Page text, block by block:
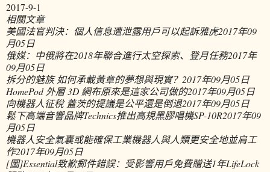
2017-9-1
相關文章
美國法官判決：個人信息遭泄露用戶可以起訴雅虎2017年09
月05日
俄媒：中俄將在2018年聯合進行太空探索、登月任務2017年
09月05日
拆分的魅族 如何承載黃章的夢想與現實？ 2017年09月05日
HomePod 外層 3D 網布原來是這家公司做的2017年09月05日
向機器人征稅 蓋茨的提議是公平還是倒退2017年09月05日
鬆下高端音響品牌Technics推出高規黑膠唱機SP-10R2017年09
月05日
機器人安全氣囊或能確保工業機器人與人類更安全地並肩工
作2017年09月05日
[圖]Essential致歉郵件錯誤：受影響用戶免費贈送1年LifeLock